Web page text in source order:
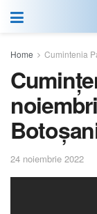
Home Cumintenia
24 noiembrie 2022